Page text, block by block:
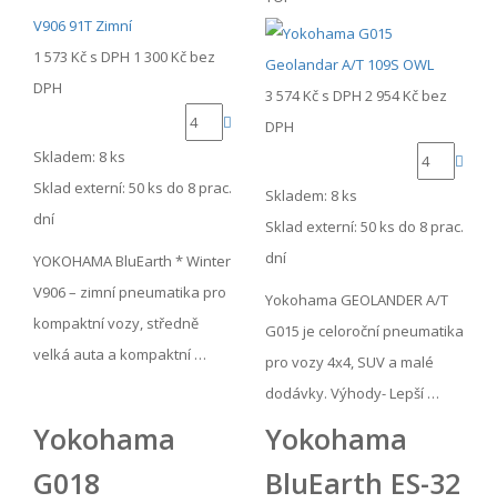
1 573 Kč s DPH 1 300 Kč bez
DPH
Skladem: 8 ks
Sklad externí: 50 ks do 8 prac.
dní
YOKOHAMA BluEarth * Winter
V906 – zimní pneumatika pro
kompaktní vozy, středně
velká auta a kompaktní …
3 574 Kč s DPH 2 954 Kč bez
DPH
Skladem: 8 ks
Sklad externí: 50 ks do 8 prac.
dní
Yokohama GEOLANDER A/T
G015 je celoroční pneumatika
pro vozy 4x4, SUV a malé
dodávky. Výhody- Lepší …
Yokohama
G018
Yokohama
BluEarth ES-32